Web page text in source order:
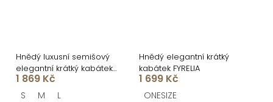
Hnědý luxusní semišový
elegantní krátký kabátek
DRIFER
1 869 Kč
S M L
Hnědý elegantní krátký
kabátek FYRELIA
1 699 Kč
ONESIZE